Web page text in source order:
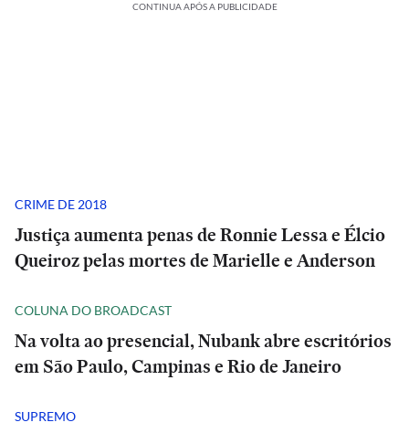
CONTINUA APÓS A PUBLICIDADE
CRIME DE 2018
Justiça aumenta penas de Ronnie Lessa e Élcio
Queiroz pelas mortes de Marielle e Anderson
COLUNA DO BROADCAST
Na volta ao presencial, Nubank abre escritórios
em São Paulo, Campinas e Rio de Janeiro
SUPREMO